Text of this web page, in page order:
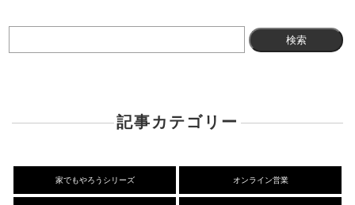
索:
記事カテゴリー
家でもやろうシリーズ オンライン営業